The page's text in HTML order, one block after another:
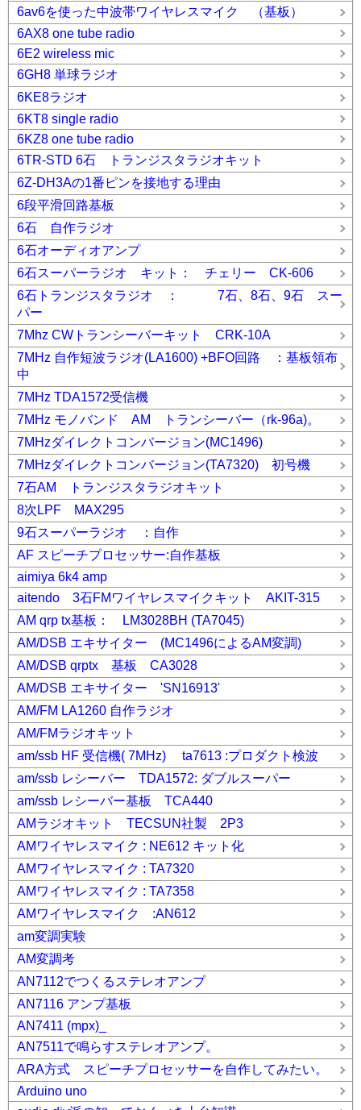
6av6を使った中波帯ワイヤレスマイク （基板）
6AX8 one tube radio
6E2 wireless mic
6GH8 単球ラジオ
6KE8ラジオ
6KT8 single radio
6KZ8 one tube radio
6TR-STD 6石 トランジスタラジオキット
6Z-DH3Aの1番ピンを接地する理由
6段平滑回路基板
6石 自作ラジオ
6石オーディオアンプ
6石スーパーラジオ キット： チェリー CK-606
6石トランジスタラジオ ： 7石、8石、9石 スー
パー
7Mhz CWトランシーバーキット CRK-10A
7MHz 自作短波ラジオ(LA1600) +BFO回路 ：基板領布
中
7MHz TDA1572受信機
7MHz モノバンド AM トランシーバー（rk-96a)。
7MHzダイレクトコンバージョン(MC1496)
7MHzダイレクトコンバージョン(TA7320) 初号機
7石AM トランジスタラジオキット
8次LPF MAX295
9石スーパーラジオ ：自作
AF スピーチプロセッサー:自作基板
aimiya 6k4 amp
aitendo 3石FMワイヤレスマイクキット AKIT-315
AM qrp tx基板： LM3028BH (TA7045)
AM/DSB エキサイター (MC1496によるAM変調)
AM/DSB qrptx 基板 CA3028
AM/DSB エキサイター 'SN16913'
AM/FM LA1260 自作ラジオ
AM/FMラジオキット
am/ssb HF 受信機( 7MHz) ta7613 :プロダクト検波
am/ssb レシーバー TDA1572: ダブルスーパー
am/ssb レシーバー基板 TCA440
AMラジオキット TECSUN社製 2P3
AMワイヤレスマイク : NE612 キット化
AMワイヤレスマイク : TA7320
AMワイヤレスマイク : TA7358
AMワイヤレスマイク :AN612
am変調実験
AM変調考
AN7112でつくるステレオアンプ
AN7116 アンプ基板
AN7411 (mpx)_
AN7511で鳴らすステレオアンプ。
ARA方式 スピーチプロセッサーを自作してみたい。
Arduino uno